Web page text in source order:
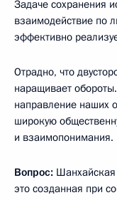
Задаче сохранения
взаимодействие по
эффективно
Отрадно, что
наращивает
направление наших
широкую
и взаимопонимания.
Вопрос:
это созданная при